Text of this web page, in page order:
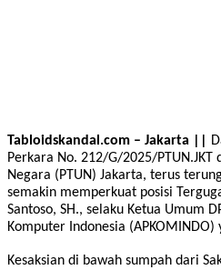
Tabloidskandal.com – Jakarta ||
Perkara No. 212/G/2025/PTUN.JKT
Negara (PTUN) Jakarta, terus
semakin memperkuat posisi
Santoso, SH., selaku Ketua Umum
Komputer Indonesia (APKOMINDO)
Kesaksian di bawah sumpah dari